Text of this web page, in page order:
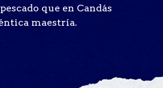
que en Candás
maestría.